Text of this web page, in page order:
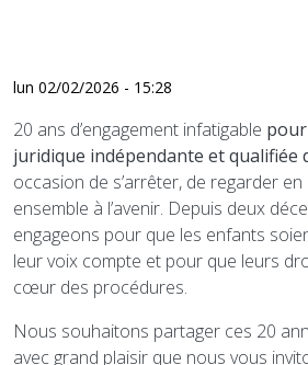
lun 02/02/2026 - 15:28
20 ans d’engagement infatigable
juridique indépendante et qualifiée
occasion de s’arrêter, de regarder
ensemble à l’avenir. Depuis deux
engageons pour que les enfants
leur voix compte et pour que leurs
cœur des procédures.
Nous souhaitons partager ces 20
avec grand plaisir que nous vous